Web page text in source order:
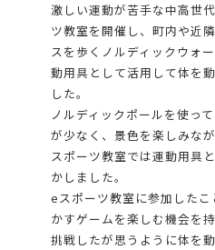
激しい運動が苦手な中高世
ツ教室を開催し、町内や近
スを歩くノルディックウォ
動用具として活用して体を
した。
ノルディックポールを使っ
が少なく、景色を楽しみな
スポーツ教室では運動用具
かしました。
eスポーツ教室に参加した
かすゲームを楽しむ機会を
挑戦したが思うように体を